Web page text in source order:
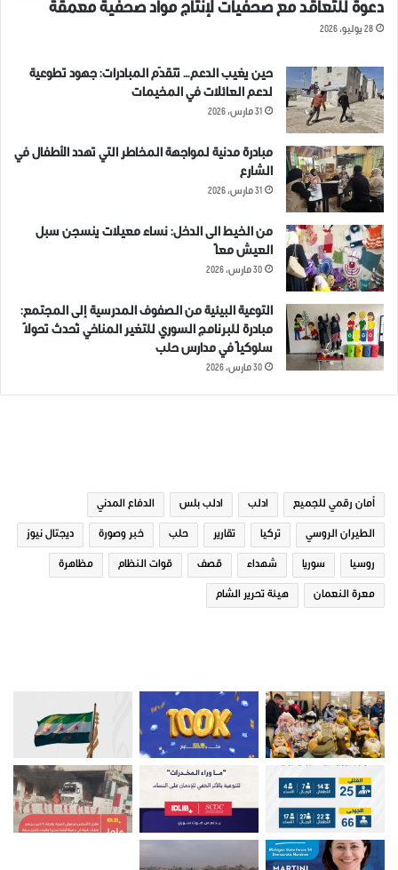
دعوة للتعاقد مع صحفيات لإنتاج مواد صحفية معمقة
28 يوليو، 2026
حين يغيب الدعم… تتقدّم المبادرات: جهود تطوعية
لدعم العائلات في المخيمات
31 مارس، 2026
مبادرة مدنية لمواجهة المخاطر التي تهدد الأطفال في
الشارع
31 مارس، 2026
من الخيط الى الدخل: نساء معيلات ينسجن سبل
العيش معاً
30 مارس، 2026
التوعية البيئية من الصفوف المدرسية إلى المجتمع:
مبادرة للبرنامج السوري للتغير المناخي تُحدث تحولاً
سلوكياً في مدارس حلب
30 مارس، 2026
أمان رقمي للجميع ادلب ادلب بلس الدفاع المدني
الطيران الروسي تركيا تقارير حلب خبر وصورة ديجتال نيوز
روسيا سوريا شهداء قصف قوات النظام مظاهرة
معرة النعمان هيئة تحرير الشام